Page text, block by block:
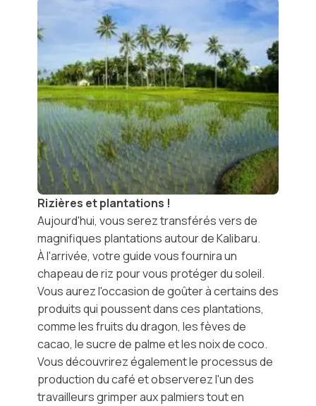
Rizières et plantations !
Aujourd'hui, vous serez transférés vers de
magnifiques plantations autour de Kalibaru.
À l'arrivée, votre guide vous fournira un
chapeau de riz pour vous protéger du soleil.
Vous aurez l'occasion de goûter à certains des
produits qui poussent dans ces plantations,
comme les fruits du dragon, les fèves de
cacao, le sucre de palme et les noix de coco.
Vous découvrirez également le processus de
production du café et observerez l'un des
travailleurs grimper aux palmiers tout en